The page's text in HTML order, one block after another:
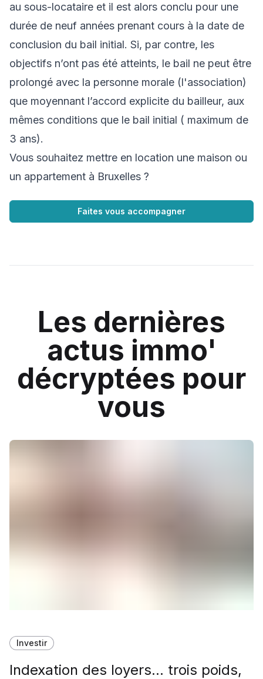
au sous-locataire et il est alors conclu pour une
durée de neuf années prenant cours à la date de
conclusion du bail initial. Si, par contre, les
objectifs n’ont pas été atteints, le bail ne peut être
prolongé avec la personne morale (l'association)
que moyennant l’accord explicite du bailleur, aux
mêmes conditions que le bail initial ( maximum de
3 ans).
Vous souhaitez mettre en location une maison ou
un appartement à Bruxelles ?
Faites vous accompagner
Les dernières
actus immo'
décryptées pour
vous
Investir
Indexation des loyers... trois poids,